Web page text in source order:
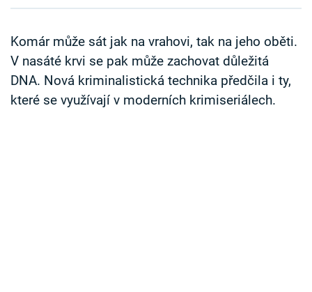
Sledujte nás
Komár může sát jak na vrahovi, tak na jeho oběti.
V nasáté krvi se pak může zachovat důležitá
DNA. Nová kriminalistická technika předčila i ty,
které se využívají v moderních krimiseriálech.